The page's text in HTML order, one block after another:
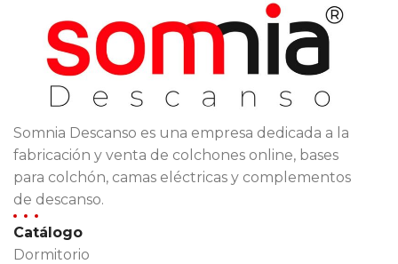
Somnia Descanso es una empresa dedicada a la
fabricación y venta de colchones online, bases
para colchón, camas eléctricas y complementos
de descanso.
Catálogo
Dormitorio